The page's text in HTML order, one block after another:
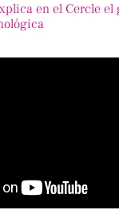
en el Cercle el